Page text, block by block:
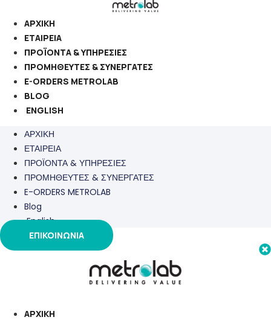
στο
περιεχόμενο
ΑΡΧΙΚΗ
ΕΤΑΙΡΕΙΑ
ΠΡΟΪΟΝΤΑ & ΥΠΗΡΕΣΙΕΣ
ΠΡΟΜΗΘΕΥΤΕΣ & ΣΥΝΕΡΓΑΤΕΣ
E-ORDERS METROLAB
BLOG
ENGLISH
ΑΡΧΙΚΗ
ΕΤΑΙΡΕΙΑ
ΠΡΟΪΟΝΤΑ & ΥΠΗΡΕΣΙΕΣ
ΠΡΟΜΗΘΕΥΤΕΣ & ΣΥΝΕΡΓΑΤΕΣ
E-ORDERS METROLAB
Blog
English
ΕΠΙΚΟΙΝΩΝΙΑ
ΑΡΧΙΚΗ